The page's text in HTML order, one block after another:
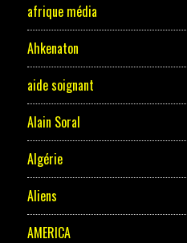
afrique média
Ahkenaton
aide soignant
Alain Soral
Algérie
Aliens
AMERICA